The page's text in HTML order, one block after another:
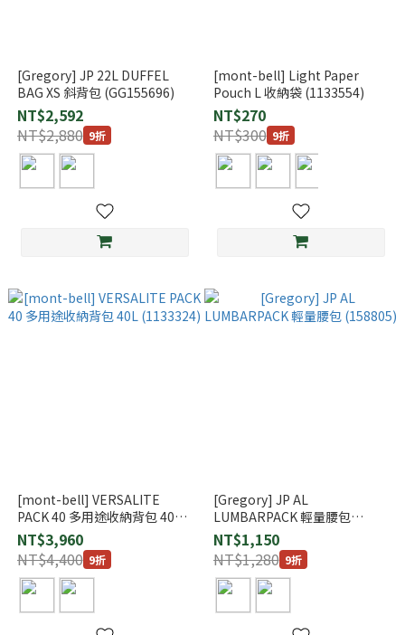
[Gregory] JP 22L DUFFEL
BAG XS 斜背包 (GG155696)
NT$2,592
NT$2,880 9折
[mont-bell] Light Paper
Pouch L 收納袋 (1133554)
NT$270
NT$300 9折
[mont-bell] VERSALITE
PACK 40 多用途收納背包 40L
(1133324)
NT$3,960
NT$4,400 9折
[Gregory] JP AL
LUMBARPACK 輕量腰包
(158805)
NT$1,150
NT$1,280 9折